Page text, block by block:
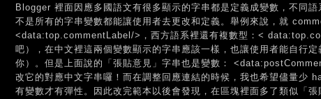
Blogger 裡面因應多國語文有很多顯示的字串都是定義成變數，不同
不是所有的字串變數都能讓使用者去更改和定義。舉例來說，就
<data:top.commentLabel/>，西方語系裡還有複數型：<
吧），在中文裡這兩個變數顯示的字串應該一樣，也讓使用者能自行
你）。但是上面說的「張貼意見」字串也是變數：
改它的對應中文字串囉！而在調整回應連結的時候，我也希望儘量少
有變數才有彈性。因此改完範本以後會發現，在區塊裡面多了類似「